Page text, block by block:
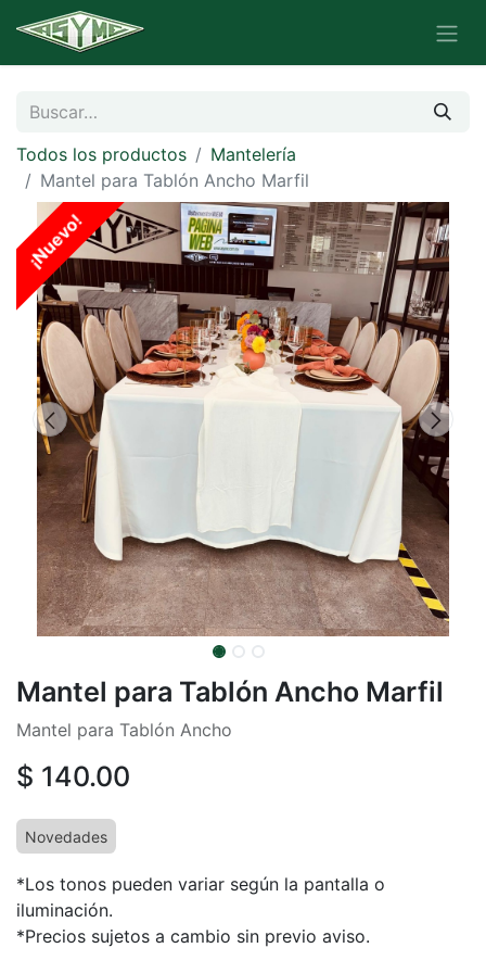
Todos los productos
Mantelería
Mantel para Tablón Ancho Marfil
¡Nuevo!
Mantel para Tablón Ancho Marfil
Mantel para Tablón Ancho
$ 140.00
Novedades
*Los tonos pueden variar según la pantalla o
iluminación.
*Precios sujetos a cambio sin previo aviso.